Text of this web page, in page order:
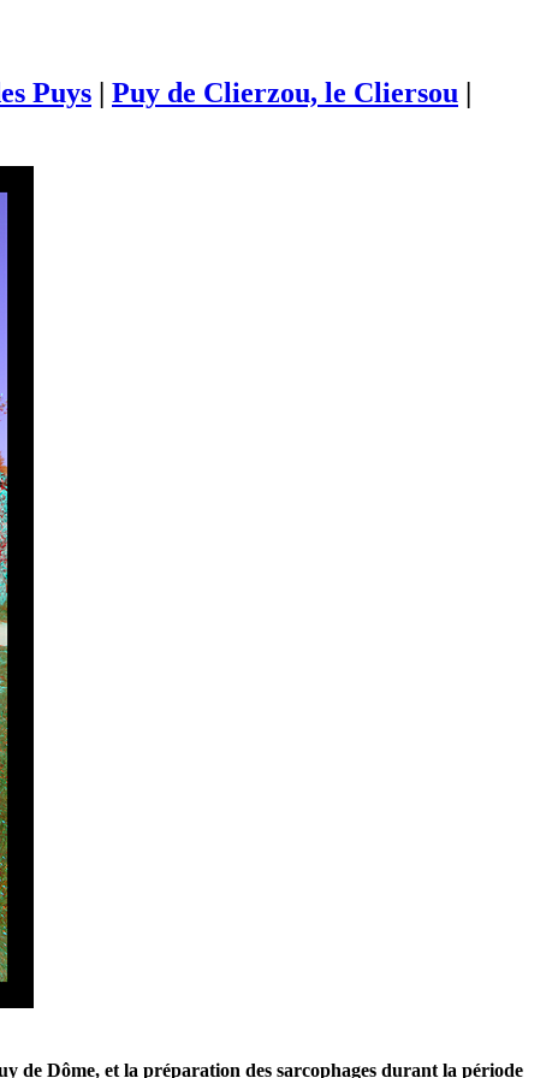
Puys | Puy de Clierzou, le Cliersou |
de Dôme, et la préparation des sarcophages durant la période